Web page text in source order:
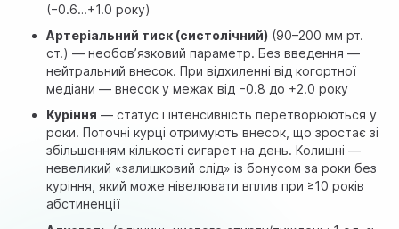
(−0.6…+1.0 року)
Артеріальний тиск (систолічний) (90–200 мм рт.
ст.) —необов’язковий параметр. Без введення —
нейтральний внесок. При відхиленні від когортної
медіани — внесок у межах від −0.8 до +2.0 року
Куріння — статус і інтенсивність перетворюються у
роки. Поточні курці отримують внесок, що зростає зі
збільшенням кількості сигарет на день. Колишні —
невеликий «залишковий слід» із бонусом за роки без
куріння, який може нівелювати вплив при ≥10 років
абстиненції